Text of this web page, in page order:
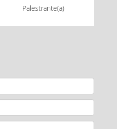
Palestrante(a)